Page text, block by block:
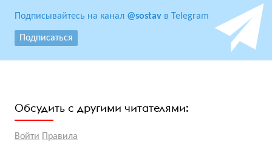
Подписывайтесь на канал @sostav в Telegram
Подписаться
Обсудить с другими читателями:
Войти Правила